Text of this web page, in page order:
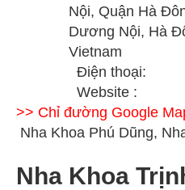
Nội, Quận Hà
Dương Nội, Hà
Vietnam
Điện thoại:
Website :
>> Chỉ đường Google
Nha Khoa Phú Dũng,
Nha Khoa